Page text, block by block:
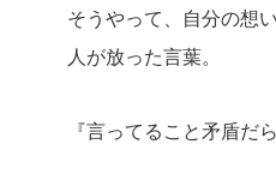
そうやって、自分の想
人が放った言葉。
『言ってること矛盾だ